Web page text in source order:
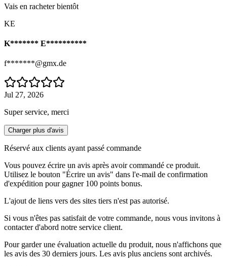
Vais en racheter bientôt
KE
K******* E**********
f*******@gmx.de
Jul 27, 2026
Super service, merci
Charger plus d'avis
Réservé aux clients ayant passé commande
Vous pouvez écrire un avis après avoir commandé ce produit.
Utilisez le bouton "Écrire un avis" dans l'e-mail de confirmation
d'expédition pour gagner 100 points bonus.
L'ajout de liens vers des sites tiers n'est pas autorisé.
Si vous n'êtes pas satisfait de votre commande, nous vous invitons à
contacter d'abord notre service client.
Pour garder une évaluation actuelle du produit, nous n'affichons que
les avis des 30 derniers jours. Les avis plus anciens sont archivés.